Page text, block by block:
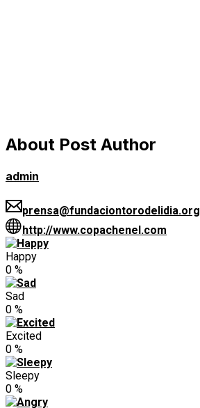
About Post Author
admin
prensa@fundaciontorodelidia.org
http://www.copachenel.com
Happy
0 %
Sad
0 %
Excited
0 %
Sleepy
0 %